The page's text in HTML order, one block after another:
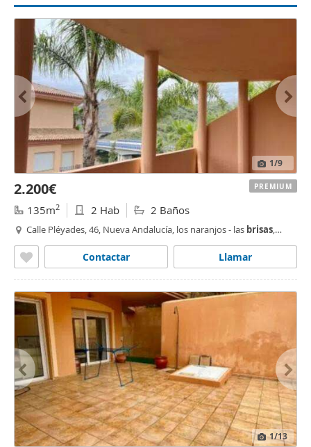
1/9
2.200€
135m2 2 Hab 2 Baños
Calle Pléyades, 46, Nueva Andalucía, los naranjos - las brisas,
Llamar
Contactar
PREMIUM
1/13